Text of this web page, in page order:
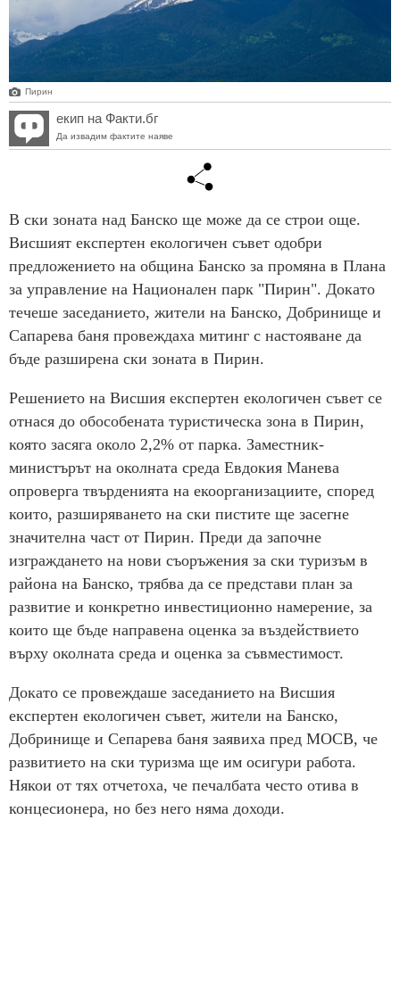
Пирин
екип на Факти.бг
Да извадим фактите наяве
В ски зоната над Банско ще може да се строи още.
Висшият експертен екологичен съвет одобри
предложението на община Банско за промяна в Плана
за управление на Национален парк "Пирин". Докато
течеше заседанието, жители на Банско, Добринище и
Сапарева баня провеждаха митинг с настояване да
бъде разширена ски зоната в Пирин.
Решението на Висшия експертен екологичен съвет се
отнася до обособената туристическа зона в Пирин,
която засяга около 2,2% от парка. Заместник-
министърът на околната среда Евдокия Манева
опроверга твърденията на екоорганизациите, според
които, разширяването на ски пистите ще засегне
значителна част от Пирин. Преди да започне
изграждането на нови съоръжения за ски туризъм в
района на Банско, трябва да се представи план за
развитие и конкретно инвестиционно намерение, за
които ще бъде направена оценка за въздействието
върху околната среда и оценка за съвместимост.
Докато се провеждаше заседанието на Висшия
експертен екологичен съвет, жители на Банско,
Добринище и Сепарева баня заявиха пред МОСВ, че
развитието на ски туризма ще им осигури работа.
Някои от тях отчетоха, че печалбата често отива в
концесионера, но без него няма доходи.